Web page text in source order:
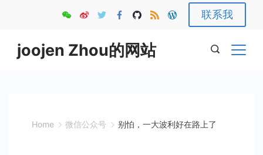
content
联系我
joojen Zhou的网站
Home 微信公众号 别怕，一大波利好在路上了